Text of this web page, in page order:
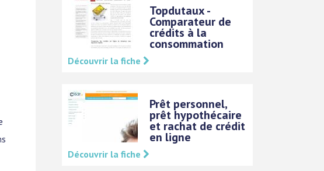
Topdutaux -
Comparateur de
crédits à la
consommation
Découvrir la fiche
Prêt personnel,
prêt hypothécaire
et rachat de crédit
en ligne
Découvrir la fiche